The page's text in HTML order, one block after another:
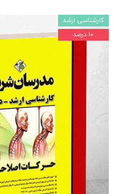
کارشناسی ارشد
۱۰ درصد